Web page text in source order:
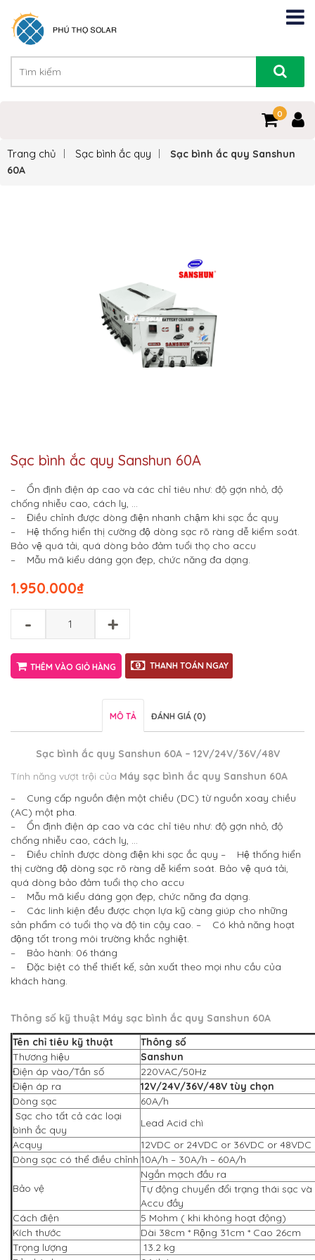
0
Trang chủ Sạc bình ắc quy
Sạc bình ắc quy Sanshun
60A
Sạc bình ắc quy Sanshun 60A
– Ổn định điện áp cao và các chỉ tiêu như: độ gợn nhỏ, độ
chống nhiễu cao, cách ly, …
– Điều chỉnh được dòng điện nhanh chậm khi sạc ắc quy
– Hệ thống hiển thị cường độ dòng sạc rõ ràng dễ kiểm soát.
Bảo vệ quá tải, quá dòng bảo đảm tuổi thọ cho accu
– Mẫu mã kiểu dáng gọn đẹp, chức năng đa dạng.
₫
1.950.000
- +
THÊM VÀO GIỎ HÀNG THANH TOÁN NGAY
MÔ TẢ ĐÁNH GIÁ (0)
Sạc bình ắc quy Sanshun 60A – 12V/24V/36V/48V
Tính năng vượt trội của Máy sạc bình ắc quy Sanshun 60A
– Cung cấp nguồn điện một chiều (DC) từ nguồn xoay chiều
(AC) một pha.
– Ổn định điện áp cao và các chỉ tiêu như: độ gợn nhỏ, độ
chống nhiễu cao, cách ly, …
– Điều chỉnh được dòng điện khi sạc ắc quy – Hệ thống hiển
thị cường độ dòng sạc rõ ràng dễ kiểm soát. Bảo vệ quá tải,
quá dòng bảo đảm tuổi thọ cho accu
– Mẫu mã kiểu dáng gọn đẹp, chức năng đa dạng.
– Các linh kiện đều được chọn lựa kỹ càng giúp cho những
sản phẩm có tuổi thọ và độ tin cậy cao. – Có khả năng hoạt
động tốt trong môi trường khắc nghiệt.
– Bảo hành: 06 tháng
– Đặc biệt có thể thiết kế, sản xuất theo mọi nhu cầu của
khách hàng.
Thông số kỹ thuật Máy sạc bình ắc quy Sanshun 60A
Tên chỉ tiêu kỹ thuật
Thông số
Thương hiệu
Sanshun
Điện áp vào/Tần số
220VAC/50Hz
Điện áp ra
12V/24V/36V/48V tùy chọn
Dòng sạc
60A/h
Sạc cho tất cả các loại
bình ắc quy
Lead Acid chì
Acquy
12VDC or 24VDC or 36VDC or 48VDC
Dòng sạc có thể điều chỉnh 10A/h – 30A/h – 60A/h
Bảo vệ
Ngắn mạch đầu ra
Tự động chuyển đổi trạng thái sạc
Accu đầy
Cách điện
5 Mohm ( khi không hoạt động)
Kích thước
Dài 38cm * Rộng 31cm * Cao 26cm
Trọng lượng
13.2 kg